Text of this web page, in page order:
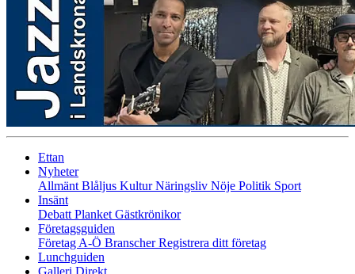
Ettan
Nyheter
Allmänt Blåljus KulturNäringsliv Nöje Politik Sport
Insänt
Debatt Planket Gästkrönikor
Företagsguiden
Företag A-Ö BranscherRegistrera ditt företag
Lunchguiden
Galleri Direkt